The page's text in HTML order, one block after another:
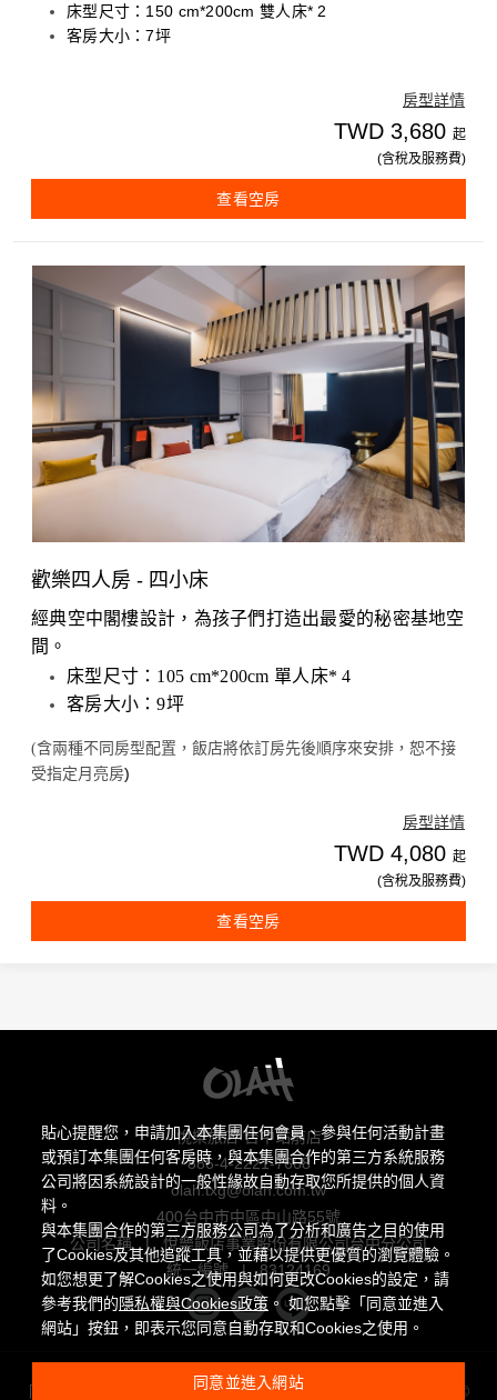
床型尺寸：150 cm*200cm 雙人床* 2
客房大小：7坪
房型詳情
TWD 3,680 起
(含稅及服務費)
查看空房
歡樂四人房 - 四小床
經典空中閣樓設計，為孩子們打造出最愛的秘密基地空
間。
床型尺寸：105 cm*200cm 單人床* 4
客房大小：9坪
(含兩種不同房型配置， 飯店將依訂房先後順序來安排 ，恕不接
受指定月亮房)
房型詳情
TWD 4,080 起
(含稅及服務費)
查看空房
悅樂旅店·台中站前店
886-4-2221-7668
olah.txg@olah.com.tw
400台中市中區中山路55號
公司名稱
|
悅樂飯店事業股份有限公司台中分公司
統一編號
| 83124169
隱私權聲明與 Cookie 政策 | Powered by ©
貼心提醒您，申請加入本集團任何會員、參與任何活動計畫
或預訂本集團任何客房時，與本集團合作的第三方系統服務
公司將因系統設計的一般性緣故自動存取您所提供的個人資
料。
與本集團合作的第三方服務公司為了分析和廣告之目的使用
了Cookies及其他追蹤工具，並藉以提供更優質的瀏覽體驗。
如您想更了解Cookies之使用與如何更改Cookies的設定，請
參考我們的隱私權與Cookies政策 。 如您點擊「同意並進入
網站」按鈕，即表示您同意自動存取和Cookies之使用。
同意並進入網站